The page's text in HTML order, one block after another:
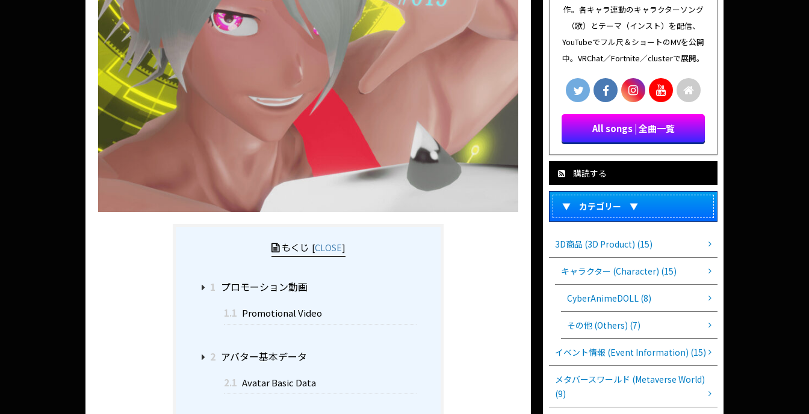
もくじ [CLOSE]
1 プロモーション動画
1.1 Promotional Video
2 アバター基本データ
2.1 Avatar Basic Data
作。各キャラ連動のキャラクターソング
（歌）とテーマ（インスト）を配信、
YouTubeでフル尺＆ショートのMVを公開
中。VRChat／Fortnite／clusterで展開。
All songs | 全曲一覧
購読する
▼ カテゴリー ▼
3D商品 (3D Product) (15)
キャラクター (Character) (15)
CyberAnimeDOLL (8)
その他 (Others) (7)
イベント情報 (Event Information) (15)
メタバースワールド (Metaverse World)
(9)